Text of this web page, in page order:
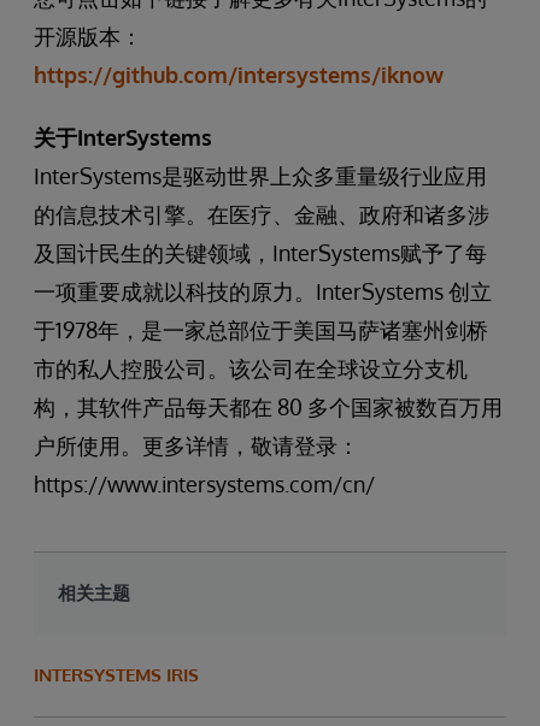
开源版本：
https://github.com/intersystems/iknow
关于InterSystems
InterSystems是驱动世界上众多重量级行业应用
的信息技术引擎。在医疗、金融、政府和诸多涉
及国计民生的关键领域，InterSystems赋予了每
一项重要成就以科技的原力。InterSystems 创立
于1978年，是一家总部位于美国马萨诸塞州剑桥
市的私人控股公司。该公司在全球设立分支机
构，其软件产品每天都在 80 多个国家被数百万用
户所使用。更多详情，敬请登录：
https://www.intersystems.com/cn/
相关主题
INTERSYSTEMS IRIS